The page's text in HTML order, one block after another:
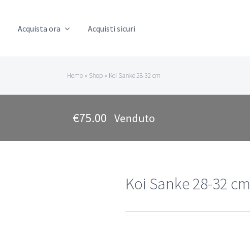
Acquista ora Acquisti sicuri
Home » Shop » Koi Sanke 28-32 cm
€75.00 Venduto
Koi Sanke 28-32 cm